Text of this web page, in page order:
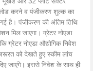
करने व पंजीकरण शुल्क का
है। पंजीकरण की अंतिम तिथि
मिल जाएगा। ग्रेटर नोएडा
ग्रेटर नोएडा औद्योगिक निवेश
को देखते हुए स्कीम लांच
जाएंगे। इससे निवेश के साथ ही